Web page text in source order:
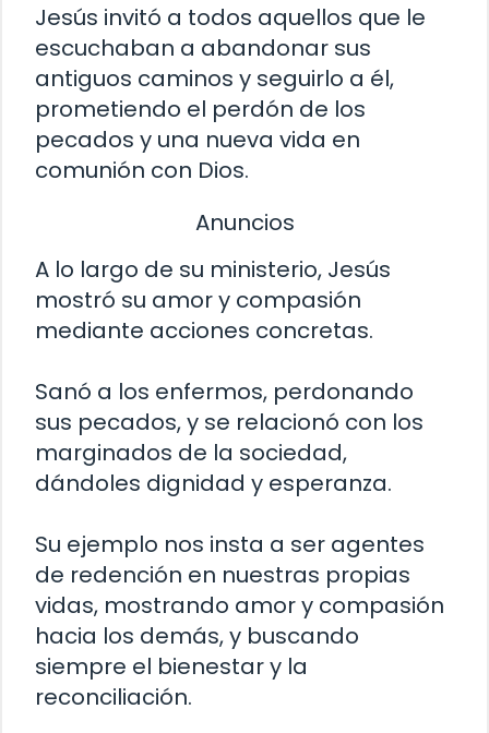
Jesús invitó a todos aquellos que le
escuchaban a abandonar sus
antiguos caminos y seguirlo a él,
prometiendo el perdón de los
pecados y una nueva vida en
comunión con Dios.
Anuncios
A lo largo de su ministerio, Jesús
mostró su amor y compasión
mediante acciones concretas.
Sanó a los enfermos, perdonando
sus pecados, y se relacionó con los
marginados de la sociedad,
dándoles dignidad y esperanza.
Su ejemplo nos insta a ser agentes
de redención en nuestras propias
vidas, mostrando amor y compasión
hacia los demás, y buscando
siempre el bienestar y la
reconciliación.